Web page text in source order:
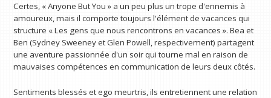
Certes, « Anyone But You » a un peu plus un trope d'ennemis à
amoureux, mais il comporte toujours l'élément de vacances qui
structure « Les gens que nous rencontrons en vacances ». Bea et
Ben (Sydney Sweeney et Glen Powell, respectivement) partagent
une aventure passionnée d'un soir qui tourne mal en raison de
mauvaises compétences en communication de leurs deux côtés.
Sentiments blessés et ego meurtris, ils entretiennent une relation